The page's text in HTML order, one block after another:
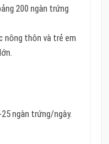
200 ngàn trứng
nông thôn và trẻ em
ngàn trứng/ngày.